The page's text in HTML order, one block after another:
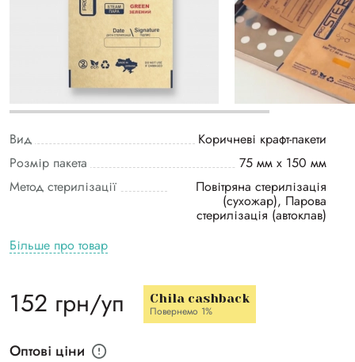
Вид
Коричневі крафт-пакети
Розмір пакета
75 мм х 150 мм
Метод стерилізації
Повітряна стерилізація
(сухожар), Парова
стерилізація (автоклав)
Більше про товар
152 грн/уп Chila cashback
Повернемо 1%
Оптові ціни